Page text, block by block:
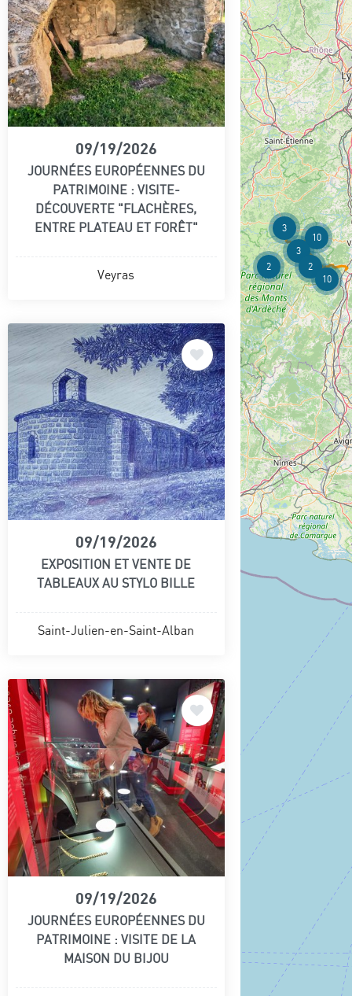
09/19/2026
JOURNÉES EUROPÉENNES DU
PATRIMOINE : VISITE-
DÉCOUVERTE "FLACHÈRES,
ENTRE PLATEAU ET FORÊT"
Veyras
09/19/2026
EXPOSITION ET VENTE DE
TABLEAUX AU STYLO BILLE
Saint-Julien-en-Saint-Alban
09/19/2026
JOURNÉES EUROPÉENNES DU
PATRIMOINE : VISITE DE LA
MAISON DU BIJOU
2
3
3
2
10
10